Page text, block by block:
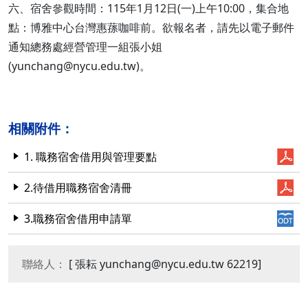
六、宿舍參觀時間：115年1月12日(一)上午10:00，集合地
點：博雅中心台灣惠蓀咖啡前。欲報名者，請先以電子郵件
通知總務處經營管理一組張小姐
(yunchang@nycu.edu.tw)。
相關附件：
1. 職務宿舍借用與管理要點
2.待借用職務宿舍清冊
3.職務宿舍借用申請單
聯絡人： [ 張耘 yunchang@nycu.edu.tw 62219]